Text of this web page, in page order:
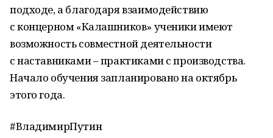
подходе, а благодаря взаимодействию
с концерном «Калашников» ученики имеют
возможность совместной деятельности
с наставниками – практиками с производства.
Начало обучения запланировано на октябрь
этого года.
#ВладимирПутин